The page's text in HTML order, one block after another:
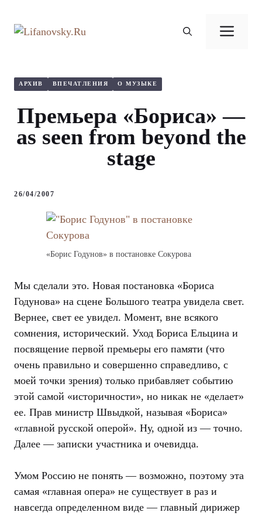
содержимому
АРХИВ ВПЕЧАТЛЕНИЯ О МУЗЫКЕ
Премьера «Бориса» —
as seen from beyond the
stage
26/04/2007
«Борис Годунов» в постановке Сокурова
Мы сделали это. Новая постановка «Бориса
Годунова» на сцене Большого театра увидела свет.
Вернее, свет ее увидел. Момент, вне всякого
сомнения, исторический. Уход Бориса Ельцина и
посвящение первой премьеры его памяти (что
очень правильно и совершенно справедливо, с
моей точки зрения) только прибавляет событию
этой самой «историчности», но никак не «делает»
ее. Прав министр Швыдкой, называя «Бориса»
«главной русской оперой». Ну, одной из — точно.
Далее — записки участника и очевидца.
Умом Россию не понять — возможно, поэтому эта
самая «главная опера» не существует в раз и
навсегда определенном виде — главный дирижер